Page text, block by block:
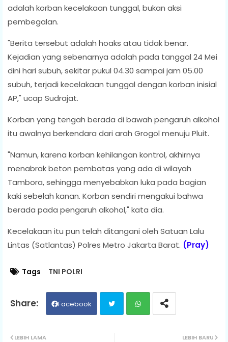
adalah korban kecelakaan tunggal, bukan aksi
pembegalan.
"Berita tersebut adalah hoaks atau tidak benar.
Kejadian yang sebenarnya adalah pada tanggal 24 Mei
dini hari subuh, sekitar pukul 04.30 sampai jam 05.00
subuh, terjadi kecelakaan tunggal dengan korban inisial
AP," ucap Sudrajat.
Korban yang tengah berada di bawah pengaruh alkohol
itu awalnya berkendara dari arah Grogol menuju Pluit.
"Namun, karena korban kehilangan kontrol, akhirnya
menabrak beton pembatas yang ada di wilayah
Tambora, sehingga menyebabkan luka pada bagian
kaki sebelah kanan. Korban sendiri mengakui bahwa
berada pada pengaruh alkohol," kata dia.
Kecelakaan itu pun telah ditangani oleh Satuan Lalu
Lintas (Satlantas) Polres Metro Jakarta Barat. (Pray)
Tags TNI POLRI
Facebook
LEBIH BARU
LEBIH LAMA